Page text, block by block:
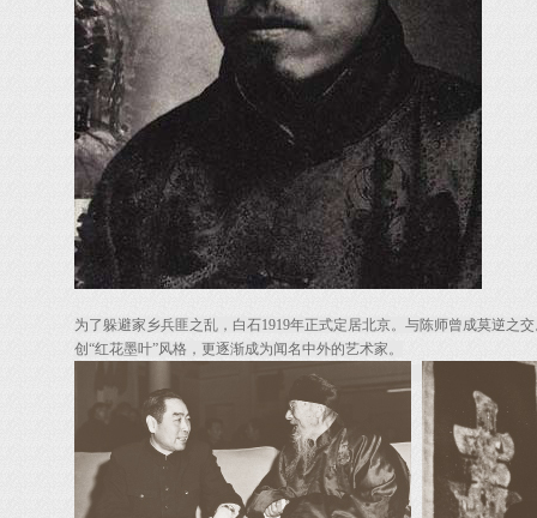
为了躲避家乡兵匪之乱，白石1919年正式定居北京。与陈师曾成莫逆之
创“红花墨叶”风格，更逐渐成为闻名中外的艺术家。